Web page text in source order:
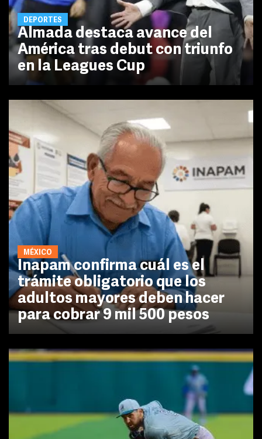
DEPORTES
Almada destaca avance del
América tras debut con triunfo
en la Leagues Cup
MÉXICO
Inapam confirma cuál es el
trámite obligatorio que los
adultos mayores deben hacer
para cobrar 9 mil 500 pesos